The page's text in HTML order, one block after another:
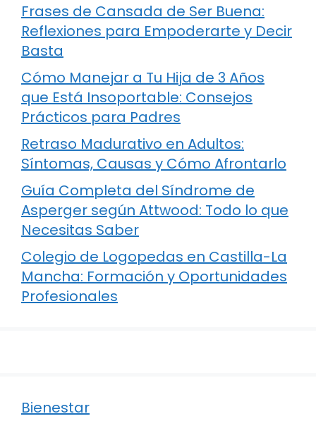
Frases de Cansada de Ser Buena:
Reflexiones para Empoderarte y Decir
Basta
Cómo Manejar a Tu Hija de 3 Años
que Está Insoportable: Consejos
Prácticos para Padres
Retraso Madurativo en Adultos:
Síntomas, Causas y Cómo Afrontarlo
Guía Completa del Síndrome de
Asperger según Attwood: Todo lo que
Necesitas Saber
Colegio de Logopedas en Castilla-La
Mancha: Formación y Oportunidades
Profesionales
Bienestar